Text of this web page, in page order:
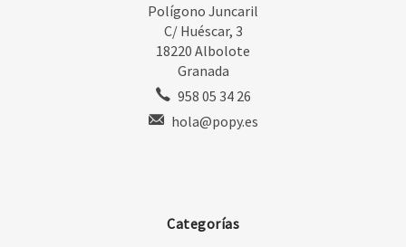
Polígono Juncaril
C/ Huéscar, 3
18220 Albolote
Granada
958 05 34 26
hola@popy.es
Categorías